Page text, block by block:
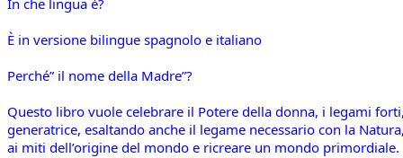
In che lingua è?
È in versione bilingue spagnolo e italiano
Perché” il nome della Madre”?
Questo libro vuole celebrare il Potere della donna, i legami
generatrice, esaltando anche il legame necessario con la
ai miti dell’origine del mondo e ricreare un mondo